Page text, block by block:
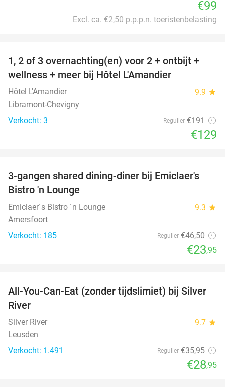
€99
Excl. ca. €2,50 p.p.p.n. toeristenbelasting
32%
TODAY
1, 2 of 3 overnachting(en) voor 2 + ontbijt +
wellness + meer bij Hôtel L'Amandier
Hôtel L'Amandier 9.9 star
Libramont-Chevigny
Verkocht: 3
Regulier €191
€129
48%
3-gangen shared dining-diner bij Emiclaer's
Bistro 'n Lounge
Emiclaer´s Bistro ´n Lounge 9.3 star
Amersfoort
Verkocht: 185
Regulier €46,50
€23,95
19%
All-You-Can-Eat (zonder tijdslimiet) bij Silver
River
Silver River 9.7 star
Leusden
Verkocht: 1.491
Regulier €35,95
€28,95